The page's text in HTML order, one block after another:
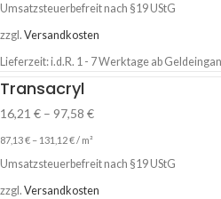
Umsatzsteuerbefreit nach §19 UStG
zzgl. Versandkosten
Lieferzeit:i.d.R. 1 - 7 Werktage ab
Transacryl
16,21 € – 97,58 €
87,13€ – 131,12€ / m²
Umsatzsteuerbefreit nach §19 UStG
zzgl. Versandkosten